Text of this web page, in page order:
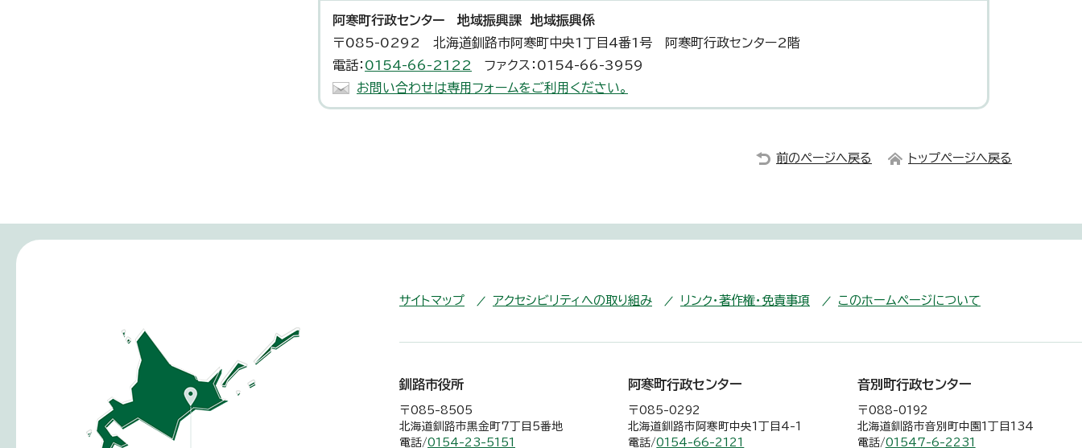
阿寒町行政センター 地域振興課 地域振興係
〒085-0292 北海道釧路市阿寒町中央1丁目4番1号 阿寒町行政センター2階
電話： 0154-66-2122
ファクス：0154-66-3959
お問い合わせは専用フォームをご利用ください。
前のページへ戻る トップページへ戻る
サイトマップ アクセシビリティへの取り組み リンク・著作権・免責事項 このホームページについて
釧路市役所
〒085-8505
北海道釧路市黒金町7丁目5番地
電話/0154-23-5151
阿寒町行政センター
〒085-0292
北海道釧路市阿寒町中央1丁目4-1
電話/0154-66-2121
音別町行政センター
〒088-0192
北海道釧路市音別町中園1丁目134
電話/01547-6-2231